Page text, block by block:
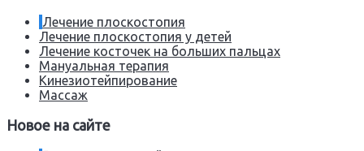
Лечение плоскостопия
Лечение плоскостопия у детей
Лечение косточек на больших пальцах
Мануальная терапия
Кинезиотейпирование
Массаж
Новое на сайте